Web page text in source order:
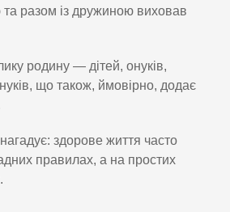
разом із дружиною виховав
родину — дітей, онуків,
що також, ймовірно, додає
здорове життя часто
правилах, а на простих